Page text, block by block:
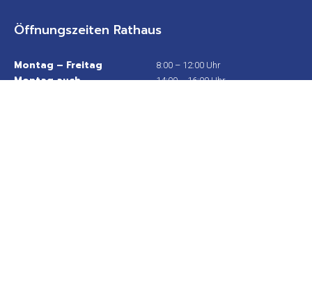
Öffnungszeiten Rathaus
Montag – Freitag 8:00 – 12:00 Uhr
Montag auch 14:00 – 16:00 Uhr